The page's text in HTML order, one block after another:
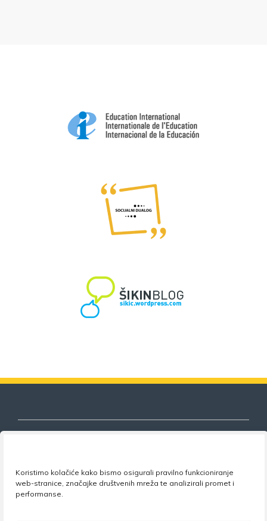
Koristimo kolačiće kako bismo osigurali pravilno funkcioniranje
web-stranice, značajke društvenih mreža te analizirali promet i
performanse.
Nezavisni sindikat znanosti i visokog
obrazovanja